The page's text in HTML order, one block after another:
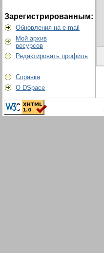
Зарегистрированным:
Обновления на e-mail
Мой архив
ресурсов
Редактировать профиль
Справка
О DSpace